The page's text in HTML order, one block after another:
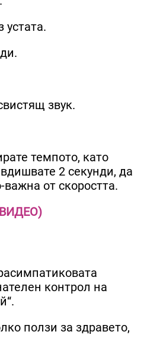
звук.
темпото, като
2 секунди, да
от скоростта.
контрол на
ползи за здравето,